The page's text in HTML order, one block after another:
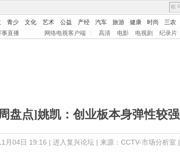
青少 文化 艺术 公益 产经 汽车 旅游 健康 时尚 三农
事直播 网络电视客户端 高清 电影 电视剧 纪录片
盘点]姚凯：创业板本身弹性较强
月04日 19:16 | 进入复兴论坛 | 来源：CCTV-市场分析室 |